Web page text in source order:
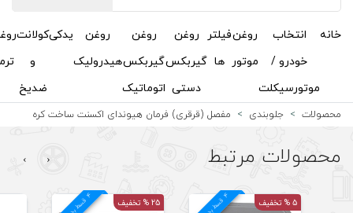
روغن
دستی
روغن
گیربکس
اتوماتیک
روغن
هیدرولیک
یدکی کولانت
و
ضدیخ
روغن
ترمز
مکمل
و
اکتان
خوشبوکنندهدربارهتماس
با ما
فرمان هیوندای اکسنت ساخت کره
4
د 4
د